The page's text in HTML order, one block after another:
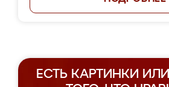
ЕСТЬ КАРТИНКИ